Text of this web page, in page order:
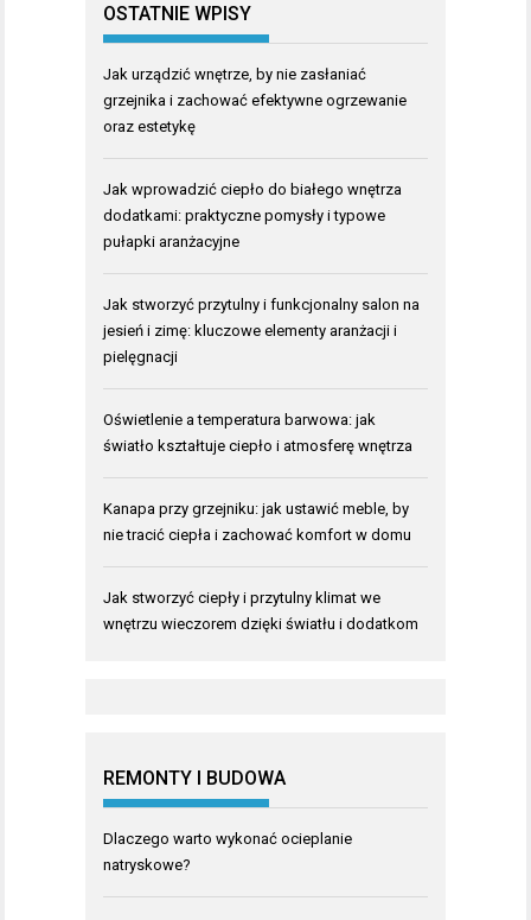
OSTATNIE WPISY
Jak urządzić wnętrze, by nie zasłaniać
grzejnika i zachować efektywne ogrzewanie
oraz estetykę
Jak wprowadzić ciepło do białego wnętrza
dodatkami: praktyczne pomysły i typowe
pułapki aranżacyjne
Jak stworzyć przytulny i funkcjonalny salon na
jesień i zimę: kluczowe elementy aranżacji i
pielęgnacji
Oświetlenie a temperatura barwowa: jak
światło kształtuje ciepło i atmosferę wnętrza
Kanapa przy grzejniku: jak ustawić meble, by
nie tracić ciepła i zachować komfort w domu
Jak stworzyć ciepły i przytulny klimat we
wnętrzu wieczorem dzięki światłu i dodatkom
REMONTY I BUDOWA
Dlaczego warto wykonać ocieplanie
natryskowe?